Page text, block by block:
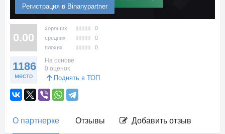
Регистрация в Binanypartner
0.00
хороших
0
средних
0
плохих
0
1186
место
На основе
0 оценок
Поднять в ТОП
О партнерке Отзывы Добавить отзыв